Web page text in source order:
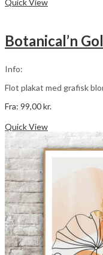
varesiden
Botanical’n
Info:
Flot plakat med grafisk
Fra: 99,00kr.
har
flere
varesiden
Quick View